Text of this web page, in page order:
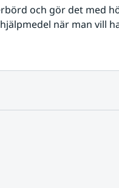
och gör det med
när man vill